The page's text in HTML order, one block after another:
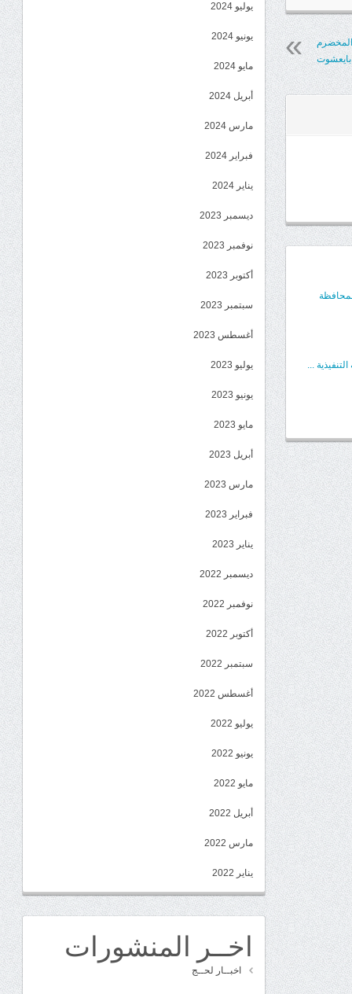
المخضرم
...
يوليو 2024
يونيو 2024
مايو 2024
أبريل 2024
مارس 2024
فبراير 2024
يناير 2024
ديسمبر 2023
نوفمبر 2023
أكتوبر 2023
سبتمبر 2023
أغسطس 2023
يوليو 2023
يونيو 2023
مايو 2023
أبريل 2023
مارس 2023
فبراير 2023
يناير 2023
ديسمبر 2022
نوفمبر 2022
أكتوبر 2022
سبتمبر 2022
أغسطس 2022
يوليو 2022
يونيو 2022
مايو 2022
أبريل 2022
مارس 2022
يناير 2022
اخــر المنشورات
اخبــار لحــج